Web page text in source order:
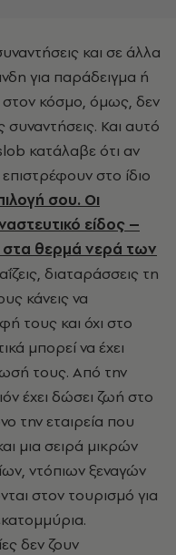
και σε άλλα
για παράδειγμα ή
κόσμο, όμως, δεν
Και αυτό
κατάλαβε ότι αν
στο ίδιο
σου. Οι
είδος –
θερμά νερά των
διαταράσσεις τη
κάνεις να
τους και όχι στο
μπορεί να έχει
τους. Από την
έχει δώσει ζωή στο
την εταιρεία που
μια σειρά μικρών
ντόπιων ξεναγών
στον τουρισμό για
δεν ζουν